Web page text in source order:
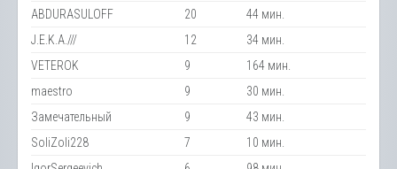
ABDURASULOFF
20
44 мин.
J.E.K.A.///
12
34 мин.
VETEROK
9
164 мин.
maestro
9
30 мин.
Замечательный
9
43 мин.
SoliZoli228
7
10 мин.